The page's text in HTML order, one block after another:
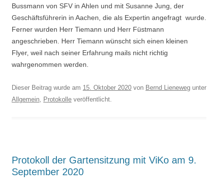
Bussmann von SFV in Ahlen und mit Susanne Jung, der
Geschäftsführerin in Aachen, die als Expertin angefragt wurde.
Ferner wurden Herr Tiemann und Herr Füstmann
angeschrieben. Herr Tiemann wünscht sich einen kleinen
Flyer, weil nach seiner Erfahrung mails nicht richtig
wahrgenommen werden.
Dieser Beitrag wurde am 15. Oktober 2020 von Bernd Lieneweg unter
Allgemein, Protokolle veröffentlicht.
Protokoll der Gartensitzung mit ViKo am 9.
September 2020